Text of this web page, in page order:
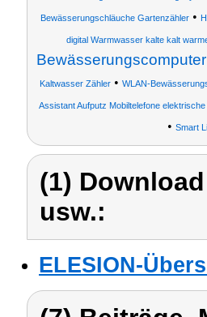
Bewässerungschläuche Gartenzähler•
digital Warmwasser kalte kalt
Kaltwasser Zähler • WLAN-
Assistant Aufputz Mobiltelefone
• Smart
(1)
usw.:
ELESION-